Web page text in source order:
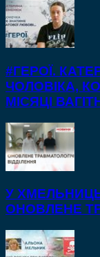
#ГЕРОЇ.
ЧОЛОВІКА,
МІСЯЦІ
У
ОНОВЛЕНЕ